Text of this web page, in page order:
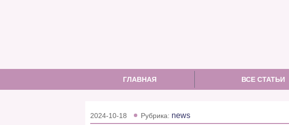
ГЛАВНАЯ ВСЕ СТАТЬИ
2024-10-18 Рубрика: news